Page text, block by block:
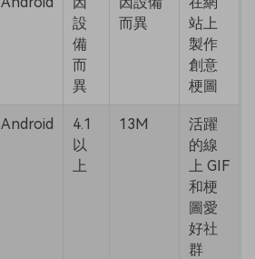
設
備
而
異
而異
站上
製作
創意
梗圖
Android
4.1
以
上
13M
活躍
的線
上 GIF
和梗
圖愛
好社
群